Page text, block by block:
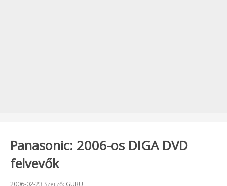
Panasonic: 2006-os DIGA DVD
felvevők
Beküldve:
2006-02-23 Szerző: GURU